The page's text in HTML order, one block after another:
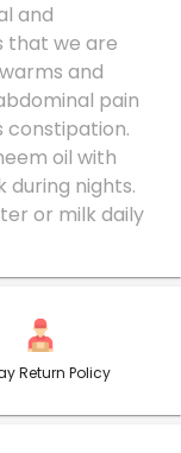
and
that we are
and
pain
constipation.
oil with
during nights.
or milk daily
Return Policy